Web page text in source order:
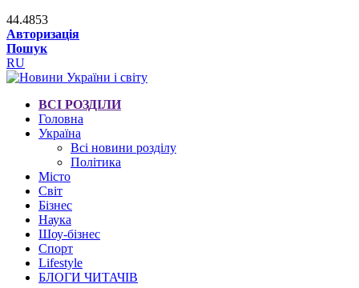
44.4853
Авторизація
Пошук
RU
ВСІ РОЗДІЛИ
Головна
Україна
Всі новини розділу
Політика
Місто
Світ
Бізнес
Наука
Шоу-бізнес
Спорт
Lifestyle
БЛОГИ ЧИТАЧІВ